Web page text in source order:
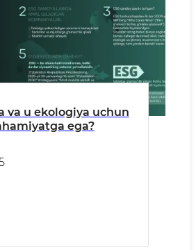
va u ekologiya uchun
ega?